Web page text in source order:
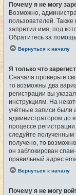
Почему я не могу
Возможно,
пользователей.
запретил имя, под
Обратитесь за
Вернуться к началу
Я только что
Сначала проверьте
то возможны два
регистрации вы
инструкциям. На
учётные записи были
администратором до
процессе
следуйте
получено, то
он заблокирован
правильный адрес
Вернуться к началу
Почему я не могу